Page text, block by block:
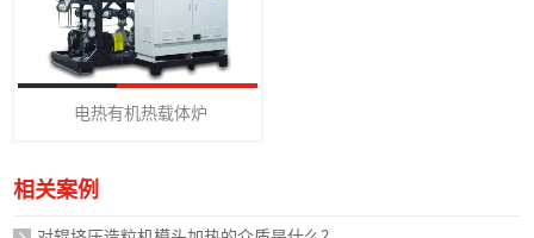
电热有机热载体炉
相关案例